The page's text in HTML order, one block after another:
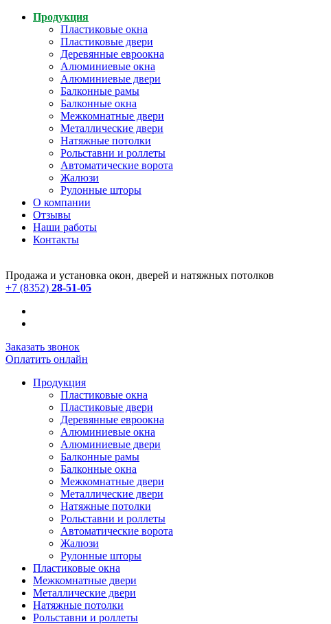
Продукция
Пластиковые окна
Пластиковые двери
Деревянные евроокна
Алюминиевые окна
Алюминиевые двери
Балконные рамы
Балконные окна
Межкомнатные двери
Металлические двери
Натяжные потолки
Рольставни и роллеты
Автоматические ворота
Жалюзи
Рулонные шторы
О компании
Отзывы
Наши работы
Контакты
Продажа и установка окон, дверей и натяжных потолков
+7 (8352) 28-51-05
Заказать звонок
Оплатить онлайн
Продукция
Пластиковые окна
Пластиковые двери
Деревянные евроокна
Алюминиевые окна
Алюминиевые двери
Балконные рамы
Балконные окна
Межкомнатные двери
Металлические двери
Натяжные потолки
Рольставни и роллеты
Автоматические ворота
Жалюзи
Рулонные шторы
Пластиковые окна
Межкомнатные двери
Металлические двери
Натяжные потолки
Рольставни и роллеты